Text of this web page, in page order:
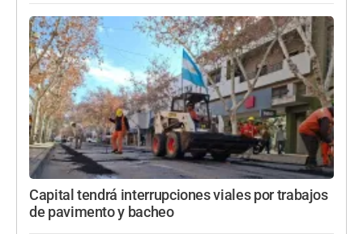
Capital tendrá interrupciones viales por trabajos
de pavimento y bacheo